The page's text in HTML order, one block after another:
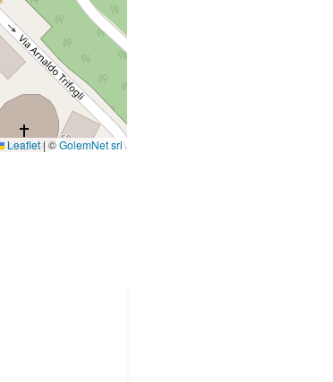
Leaflet| ©GolemNet srl